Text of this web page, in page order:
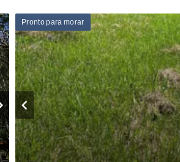
Pronto para morar